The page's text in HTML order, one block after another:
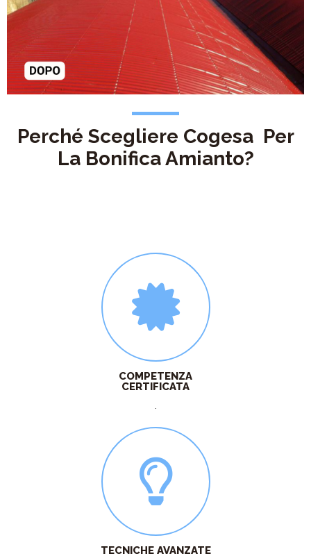
Perché Scegliere Cogesa Per
La Bonifica Amianto?
COMPETENZA
CERTIFICATA
.
TECNICHE AVANZATE